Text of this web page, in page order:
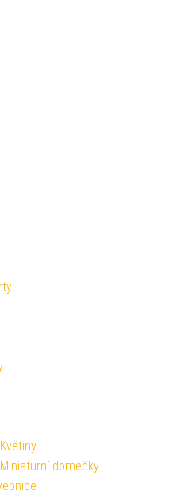
domečky